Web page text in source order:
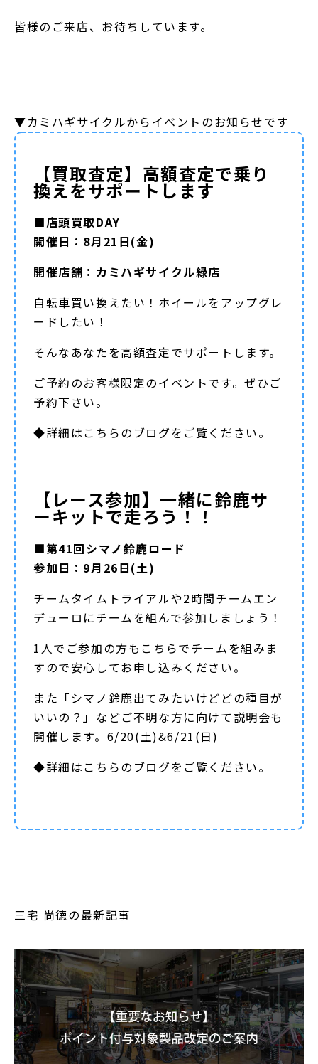
皆様のご来店、お待ちしています。
▼カミハギサイクルからイベントのお知らせです
【買取査定】高額査定で乗り
換えをサポートします
■店頭買取DAY
開催日：8月21日(金)
開催店舗：カミハギサイクル緑店
自転車買い換えたい！ホイールをアップグレ
ードしたい！
そんなあなたを高額査定でサポートします。
ご予約のお客様限定のイベントです。ぜひご
予約下さい。
◆詳細はこちらのブログをご覧ください。
【レース参加】一緒に鈴鹿サ
ーキットで走ろう！！
■第41回シマノ鈴鹿ロード
参加日：9月26日(土)
チームタイムトライアルや2時間チームエン
デューロにチームを組んで参加しましょう！
1人でご参加の方もこちらでチームを組みま
すので安心してお申し込みください。
また「シマノ鈴鹿出てみたいけどどの種目が
いいの？」などご不明な方に向けて説明会も
開催します。6/20(土)&6/21(日)
◆詳細はこちらのブログをご覧ください。
三宅 尚徳の最新記事